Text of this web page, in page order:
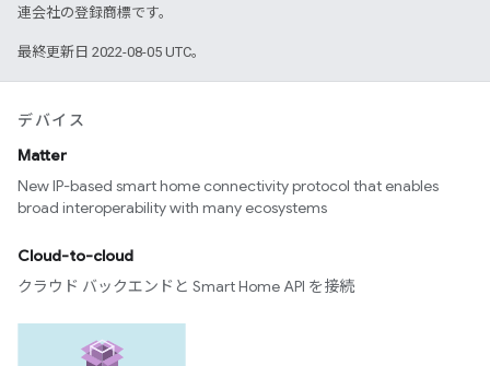
連会社の登録商標です。
最終更新日 2022-08-05 UTC。
デバイス
Matter
New IP-based smart home connectivity protocol that enables
broad interoperability with many ecosystems
Cloud-to-cloud
クラウド バックエンドと Smart Home API を接続